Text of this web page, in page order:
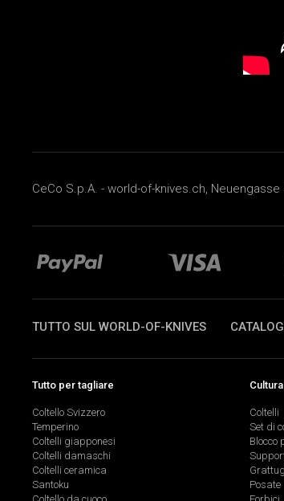
CeCo S.p.A. - world-of-knives.ch, Neuengasse
TUTTO SUL WORLD-OF-KNIVES
Tutto per tagliare
Coltello Svizzero
Temperino
Coltelli giapponesi
Coltelli damaschi
Coltelli ceramica
Santoku
Coltelli
Set di
Blocco
Posate